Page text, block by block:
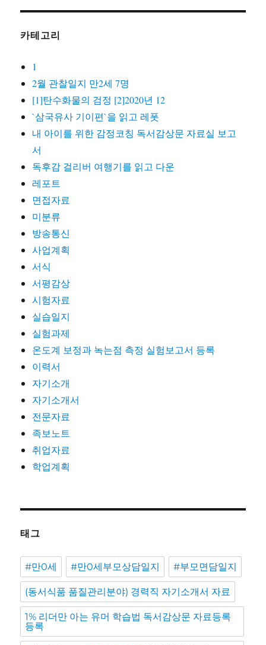
카테고리
1
2월 관찰일지 만2세 7명
[1]탄수화물의 검정 [2]2020년 12
`삼국유사 기이편`을 읽고 레폿
내 아이를 위한 감정코칭 독서감상문 자료실 보고
서
독후감 걸리버 여행기를 읽고 다운
레포트
면접자료
미분류
방송통신
사업계획
서식
서평감상
시험자료
실습일지
실험과제
온도계 보정과 녹는점 측정 실험보고서 등록
이력서
자기소개
자기소개서
전문자료
족보노트
취업자료
학업계획
태그
#만0세 #만0세부모상담일지 #부모면담일지
(동서식품 품질관리분야) 경력직 자기소개서 자료
1% 리더만 아는 유머 학습법 독서감상문 자료등록
등록